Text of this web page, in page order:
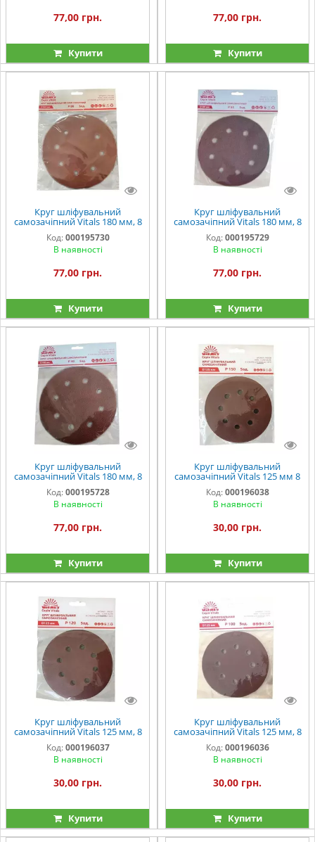
77,00 грн.
Купити
77,00 грн.
Купити
Круг шліфувальний
самозачіпний Vitals 180 мм, 8
Код: 000195730
В наявності
77,00 грн.
Купити
Круг шліфувальний
самозачіпний Vitals 180 мм, 8
Код: 000195729
В наявності
77,00 грн.
Купити
Круг шліфувальний
самозачіпний Vitals 180 мм, 8
отв. з. – 40, 5 од.
Код: 000195728
В наявності
77,00 грн.
Купити
Круг шліфувальний
самозачіпний Vitals 125 мм 8
отв з. 150, 5 шт.
Код: 000196038
В наявності
30,00 грн.
Купити
Круг шліфувальний
самозачіпний Vitals 125 мм, 8
отв., з. – 120, 5 од.
Код: 000196037
В наявності
30,00 грн.
Купити
Круг шліфувальний
самозачіпний Vitals 125 мм, 8
отв., з. – 100, 5 од.
Код: 000196036
В наявності
30,00 грн.
Купити